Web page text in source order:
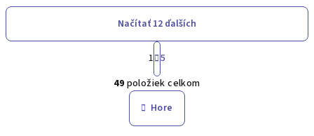
O
v
l
á
Načítať 12 ďalších
S
t
r
á
n
k
o
1 5
49 položiek celkom
Hore